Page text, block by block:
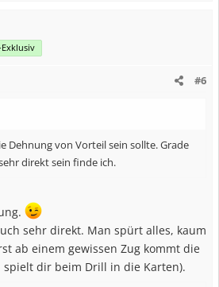
Exklusiv
#6
Dehnung von Vorteil sein sollte. Grade
direkt sein finde ich.
sehr direkt. Man spürt alles, kaum
ab einem gewissen Zug kommt die
spielt dir beim Drill in die Karten).